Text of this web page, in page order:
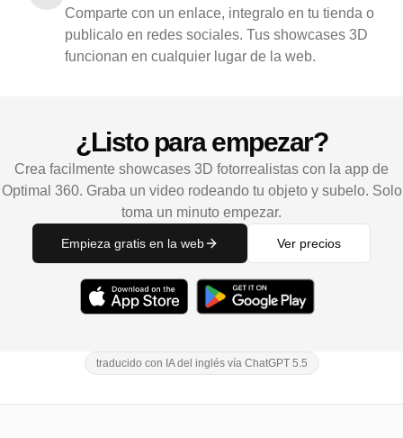
Comparte con un enlace, integralo en tu tienda o
publicalo en redes sociales. Tus showcases 3D
funcionan en cualquier lugar de la web.
¿Listo para empezar?
Crea facilmente showcases 3D fotorrealistas con la app de
Optimal 360. Graba un video rodeando tu objeto y subelo. Solo
toma un minuto empezar.
Empieza gratis en la web Ver precios
traducido con IA del inglés vía ChatGPT 5.5